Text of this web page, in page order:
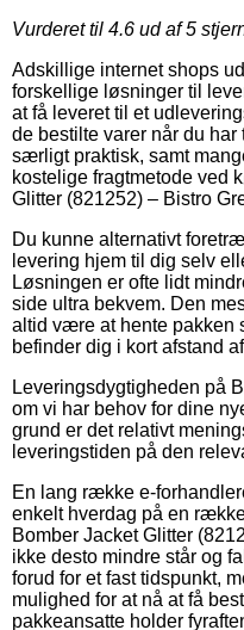
Vurderet til 4.6 ud af 5
Adskillige internet shops
forskellige løsninger til
at få leveret til et
de bestilte varer når du
særligt praktisk, samt
kostelige fragtmetode ved
Glitter (821252) – Bistro
Du kunne alternativt
levering hjem til dig selv
Løsningen er ofte lidt
side ultra bekvem. Den
altid være at hente pakken
befinder dig i kort afstand
Leveringsdygtigheden på
om vi har behov for dine
grund er det relativt
leveringstiden på den
En lang række e-
enkelt hverdag på en
Bomber Jacket Glitter
ikke desto mindre står og
forud for et fast tidspunkt,
mulighed for at nå at få
pakkeansatte holder